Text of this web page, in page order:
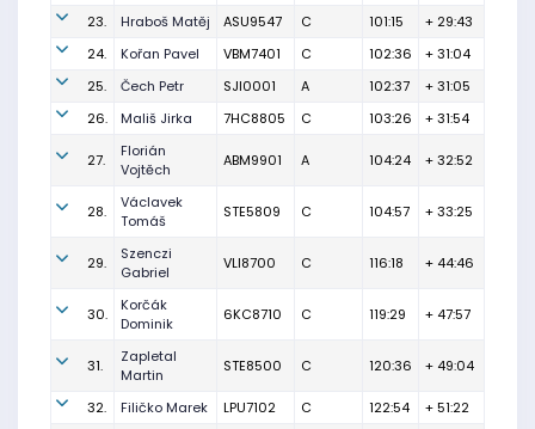
23. Hraboš Matěj ASU9547 C 101:15
+ 29:43
24.
Kořan Pavel VBM7401 C 102:36
+ 31:04
25.
Čech Petr SJI0001 A 102:37
+ 31:05
26.
Mališ Jirka 7HC8805 C 103:26 + 31:54
27.
Florián
Vojtěch
ABM9901 A 104:24 + 32:52
28.
Václavek
Tomáš
STE5809 C 104:57 + 33:25
29.
Szenczi
Gabriel
VLI8700 C 116:18 + 44:46
30.
Korčák
Dominik
6KC8710 C 119:29 + 47:57
31.
Zapletal
Martin
STE8500 C 120:36 + 49:04
32. Filičko Marek LPU7102 C 122:54 + 51:22